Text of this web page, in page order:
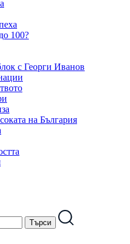
100?
с Георги Иванов
на България